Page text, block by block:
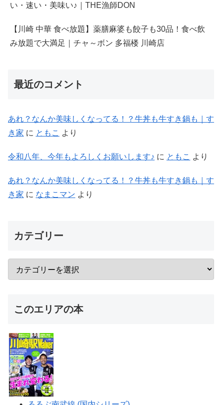
い・速い・美味い♪｜THE漁師DON
【川崎 中華 食べ放題】薬膳麻婆も餃子も30品！食べ飲
み放題で大満足｜チャ～ボン 多福楼 川崎店
最近のコメント
あれ？なんか美味しくなってる！？牛丼も牛すき鍋も｜す
き家 に ともこ より
令和八年、今年もよろしくお願いします♪ に ともこ より
あれ？なんか美味しくなってる！？牛丼も牛すき鍋も｜す
き家 に なまこマン より
カテゴリー
このエリアの本